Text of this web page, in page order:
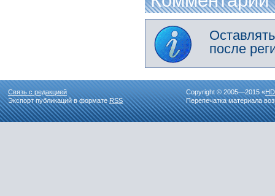
после
Связь с редакцией
Экспорт публикаций в форматеRSS
Copyright © 2005—2015 «
Перепечатка материала